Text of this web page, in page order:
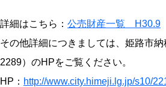
詳細はこちら： 公売財産一覧 H30.9
その他詳細につきましては、姫路市
2289）のHPをご覧ください。
HP： http://www.city.himeji.lg.jp/s10/